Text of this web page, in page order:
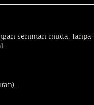
seniman muda.